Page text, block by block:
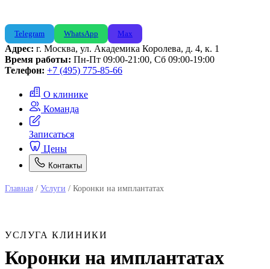
Telegram WhatsApp Max
Адрес: г. Москва, ул. Академика Королева, д. 4, к. 1
Время работы: Пн-Пт 09:00-21:00, Сб 09:00-19:00
Телефон: +7 (495) 775-85-66
О клинике
Команда
Записаться
Цены
Контакты
Главная / Услуги / Коронки на имплантатах
УСЛУГА КЛИНИКИ
Коронки на имплантатах